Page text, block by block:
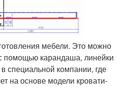
мебели. Это можно
помощью карандаша, линейки
специальной компании, где
на основе модели кровати-